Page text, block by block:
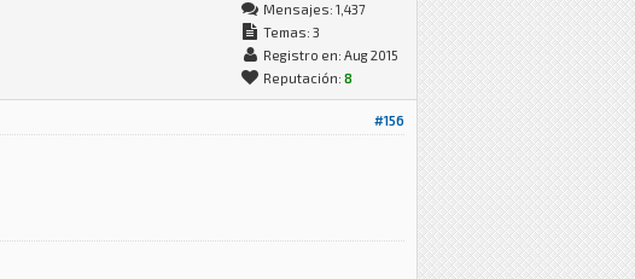
Mensajes: 1,437
Temas: 3
Registro en: Aug 2015
Reputación: 8
#156